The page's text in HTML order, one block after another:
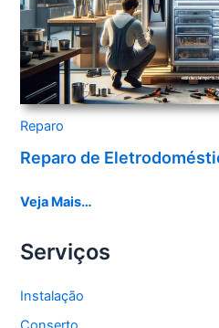
Reparo
Reparo de
Veja Mais…
Serviços
Instalação